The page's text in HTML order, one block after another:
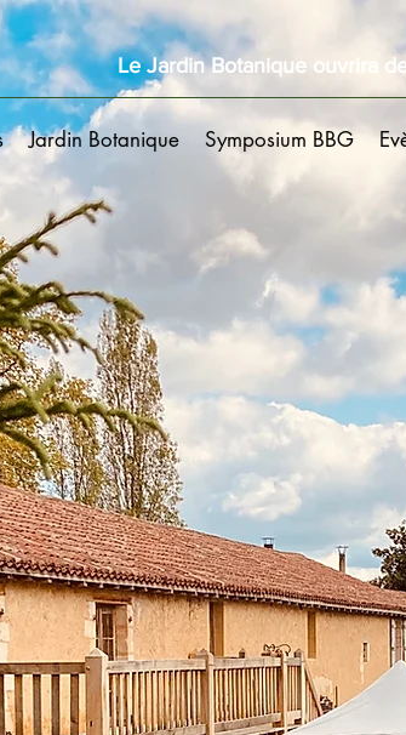
Le Jardin Botanique ouvrira
Jardin Botanique Symposium BBG